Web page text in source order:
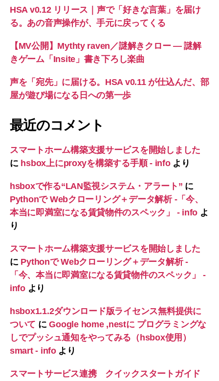
HSA v0.12 リリース｜声で「好きな言葉」を届け
る。あの音声操作が、手元に戻ってくる
【MV公開】Mythty raven／謎解きクロー — 謎解
きゲーム「Insite」書き下ろし楽曲
声を「宛先」に届ける。HSA v0.11 が仕込んだ、部
屋が遊び場になる日への第一歩
最近のコメント
スマートホーム構築支援サービスを開始しました
に hsbox上にproxyを構築する手順 - infoより
hsboxで作る“LAN監視システム・アラート” に
Pythonで Webクローリング＋データ解析 -「今、
本当に即満室になる賃貸物件のスペック」 - infoよ
り
スマートホーム構築支援サービスを開始しました
に Pythonで Webクローリング＋データ解析 -
「今、本当に即満室になる賃貸物件のスペック」 -
infoより
hsbox1.1.2ダウンロード版ライセンス無料提供に
ついて にGoogle home ,nestに プログラミングな
しでプッシュ通知をやってみる（hsbox使用）
smart - infoより
スマートサービス連携 クイックスタートガイド